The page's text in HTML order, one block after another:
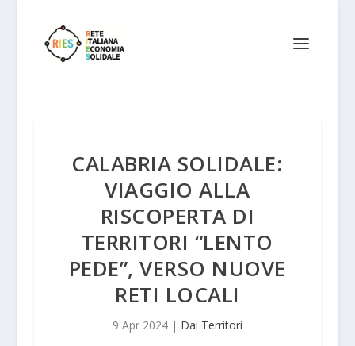
CALABRIA SOLIDALE:
VIAGGIO ALLA
RISCOPERTA DI
TERRITORI “LENTO
PEDE”, VERSO NUOVE
RETI LOCALI
9 Apr 2024| Dai Territori